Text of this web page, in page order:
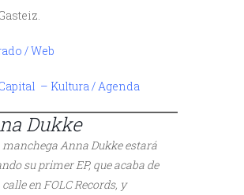
/ Web
– Kultura / Agenda
Dukke
manchega Anna Dukke estará
su primer EP, que acaba de
en FOLC Records, y